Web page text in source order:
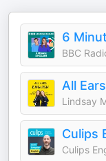
6
BBC
All
Lindsay
Culips
Culips